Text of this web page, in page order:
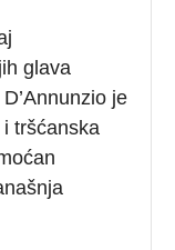
glava
je
tršćanska